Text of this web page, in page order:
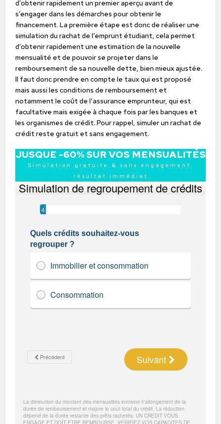
d’obtenir rapidement un premier aperçu avant de
s’engager dans les démarches pour obtenir le
financement. La première étape est donc de réaliser une
simulation du rachat de l’emprunt étudiant, cela permet
d’obtenir rapidement une estimation de la nouvelle
mensualité et de pouvoir se projeter dans le
remboursement de sa nouvelle dette, bien mieux ajustée.
Il faut donc prendre en compte le taux qui est proposé
mais aussi les conditions de remboursement et
notamment le coût de l’assurance emprunteur, qui est
facultative mais exigée à chaque fois par les banques et
les organismes de crédit. Pour rappel, simuler un rachat de
crédit reste gratuit et sans engagement.
JUSQUE -60% SUR VOS MENSUALITÉS
Simulation gratuite & sans engagement,
résultat immédiat